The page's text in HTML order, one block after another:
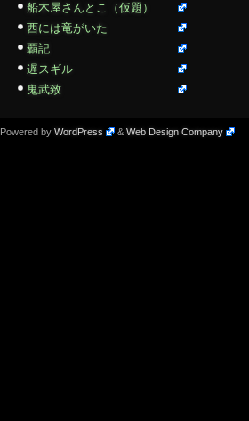
船木屋さんとこ（仮題）
西には竜がいた
覇記
遅スギル
鬼武致
Powered by WordPress & Web Design Company